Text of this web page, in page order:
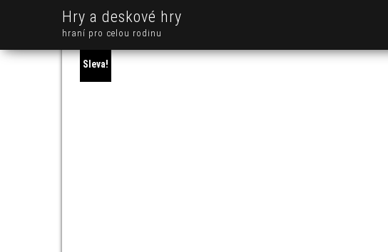
Hry a deskové hry
hraní pro celou rodinu
Sleva!